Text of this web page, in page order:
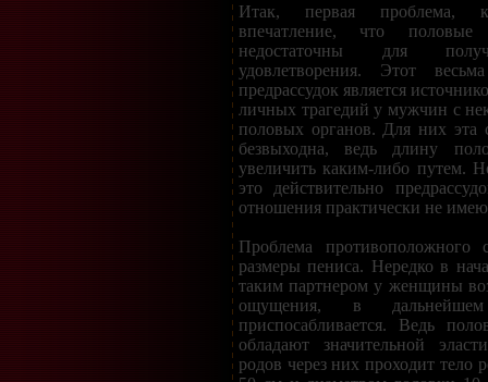
Итак, первая проблема,
впечатление, что
недостаточны для
удовлетворения. Этот
предрассудок является
личных трагедий у мужчин с
половых органов. Для них эта
безвыходна, ведь длину
увеличить каким-либо путем.
это действительно
отношения практически не
Проблема противоположного
размеры пениса. Нередко в
таким партнером у женщины
ощущения, в
приспосабливается. Ведь
обладают значительной
родов через них проходит тело